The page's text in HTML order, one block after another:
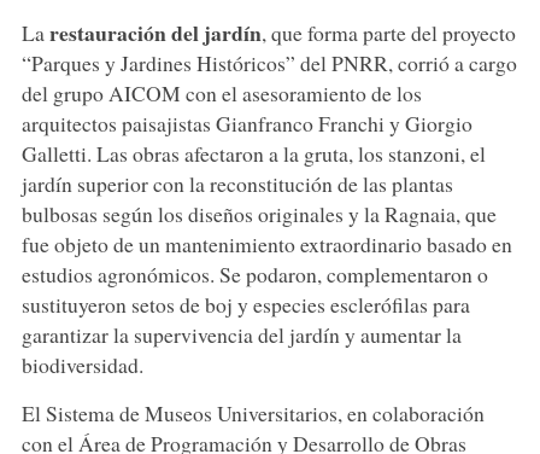
Larestauración del jardín, que forma parte del proyecto
“Parques y Jardines Históricos” del PNRR, corrió a cargo
del grupo AICOM con el asesoramiento de los
arquitectos paisajistas Gianfranco Franchi y Giorgio
Galletti. Las obras afectaron a la gruta, los stanzoni, el
jardín superior con la reconstitución de las plantas
bulbosas según los diseños originales y la Ragnaia, que
fue objeto de un mantenimiento extraordinario basado en
estudios agronómicos. Se podaron, complementaron o
sustituyeron setos de boj y especies esclerófilas para
garantizar la supervivencia del jardín y aumentar la
biodiversidad.
El Sistema de Museos Universitarios, en colaboración
con el Área de Programación y Desarrollo de Obras